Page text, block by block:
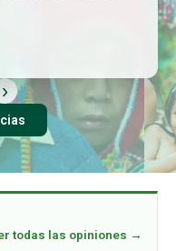
›
todas las opiniones →